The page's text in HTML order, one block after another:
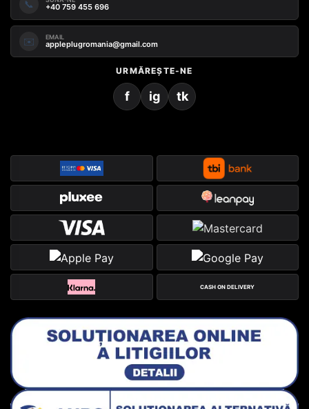
📞 +40 759 455 696
✉️ EMAIL
appleplugromania@gmail.com
URMĂREȘTE-NE
f ig tk
CASH ON DELIVERY